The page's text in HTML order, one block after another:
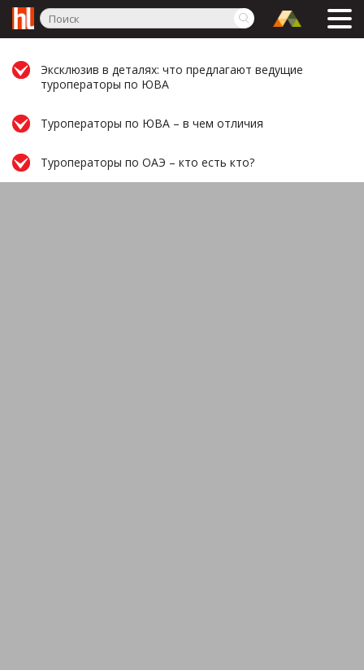
Эксклюзив в деталях: что предлагают ведущие
туроператоры по ЮВА
Туроператоры по ЮВА – в чем отличия
Туроператоры по ОАЭ – кто есть кто?